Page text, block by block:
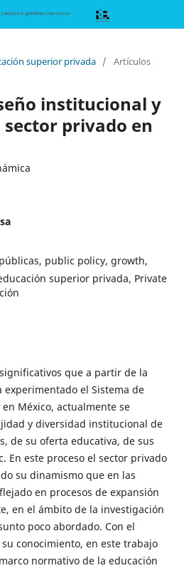
superior privada / Artículos
institucional y
privado en
public policy, growth,
superior privada, Private
que a partir de la
experimentado el Sistema de
en México, actualmente se
y diversidad institucional de
de su oferta educativa, de sus
En este proceso el sector privado
su dinamismo que en las
en procesos de expansión
en el ámbito de la investigación
poco abordado. Con el
conocimiento, en este trabajo
normativo de la educación